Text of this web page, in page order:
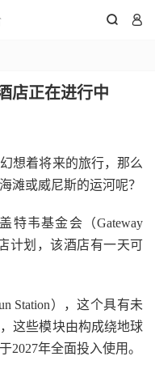
 
店正在进行中
想着将来的旅行，那么
滩或威尼斯的运河呢？
特韦基金会（Gateway
计划，该酒店有一天可
Station），这个具有未
这些模块由构成绕地球
2027年全面投入使用。